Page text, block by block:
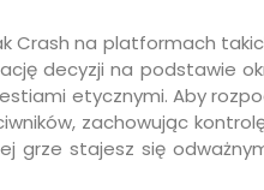
na platformach
decyzji na podstawie
etycznymi. Aby
zachowując
grze stajesz się